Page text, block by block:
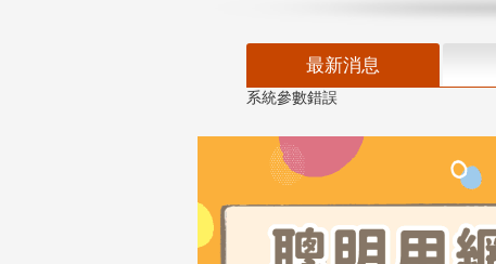
最新消息
系統參數錯誤